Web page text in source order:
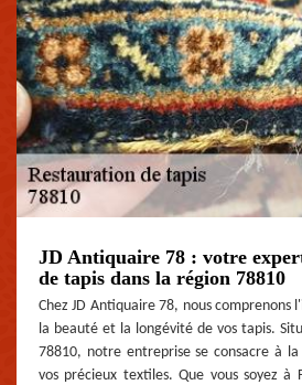
JD Antiquaire 78 : votre
de tapis dans la région 78810
Chez JD Antiquaire 78, nous comprenons
la beauté et la longévité de vos tapis.
78810, notre entreprise se consacre à
vos précieux textiles. Que vous soyez à